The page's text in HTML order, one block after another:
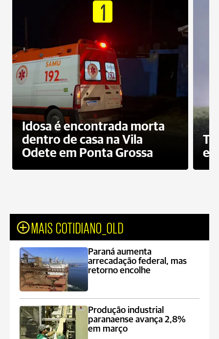
1
Idosa é encontrada morta
dentro de casa na Vila
Odete em Ponta Grossa
e
MAIS COTIDIANO_OLD
Paraná aumenta
arrecadação federal, mas
retorno encolhe
Produção industrial
paranaense avança 2,8%
em março